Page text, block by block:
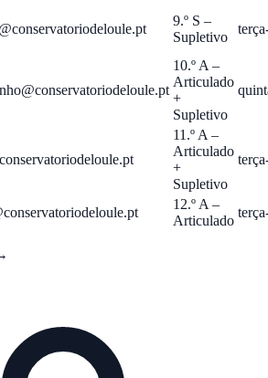
9.º S –
Supletivo
10.º A –
Articulado
+
Supletivo
11.º A –
Articulado
+
Supletivo
12.º A –
Articulado